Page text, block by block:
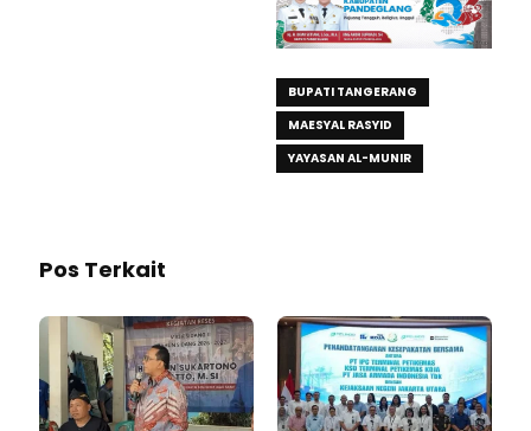
BUPATI TANGERANG
MAESYAL RASYID
YAYASAN AL-MUNIR
Pos Terkait